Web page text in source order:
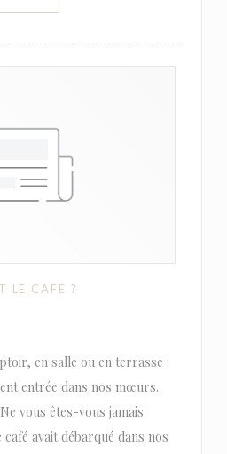
LE CAFÉ ?
en salle ou en terrasse :
entrée dans nos mœurs.
vous êtes-vous jamais
avait débarqué dans nos